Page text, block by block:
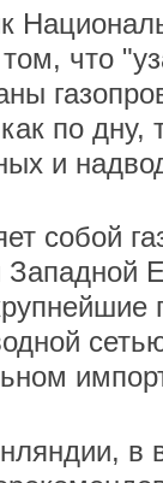
что
по дну,
и
собой
в